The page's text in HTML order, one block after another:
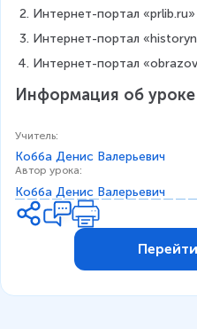
Интернет-портал «prlib.ru»
Интернет-портал
Интернет-портал
Информация об уроке
Учитель:
Кобба Денис Валерьевич
Автор урока:
Кобба Денис Валерьевич